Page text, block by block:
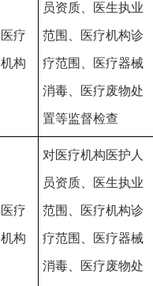
医疗
机构
员资质、医生执业
范围、医疗机构诊
疗范围、医疗器械
消毒、医疗废物处
置等监督检查
医疗
机构
对医疗机构医护人
员资质、医生执业
范围、医疗机构诊
疗范围、医疗器械
消毒、医疗废物处